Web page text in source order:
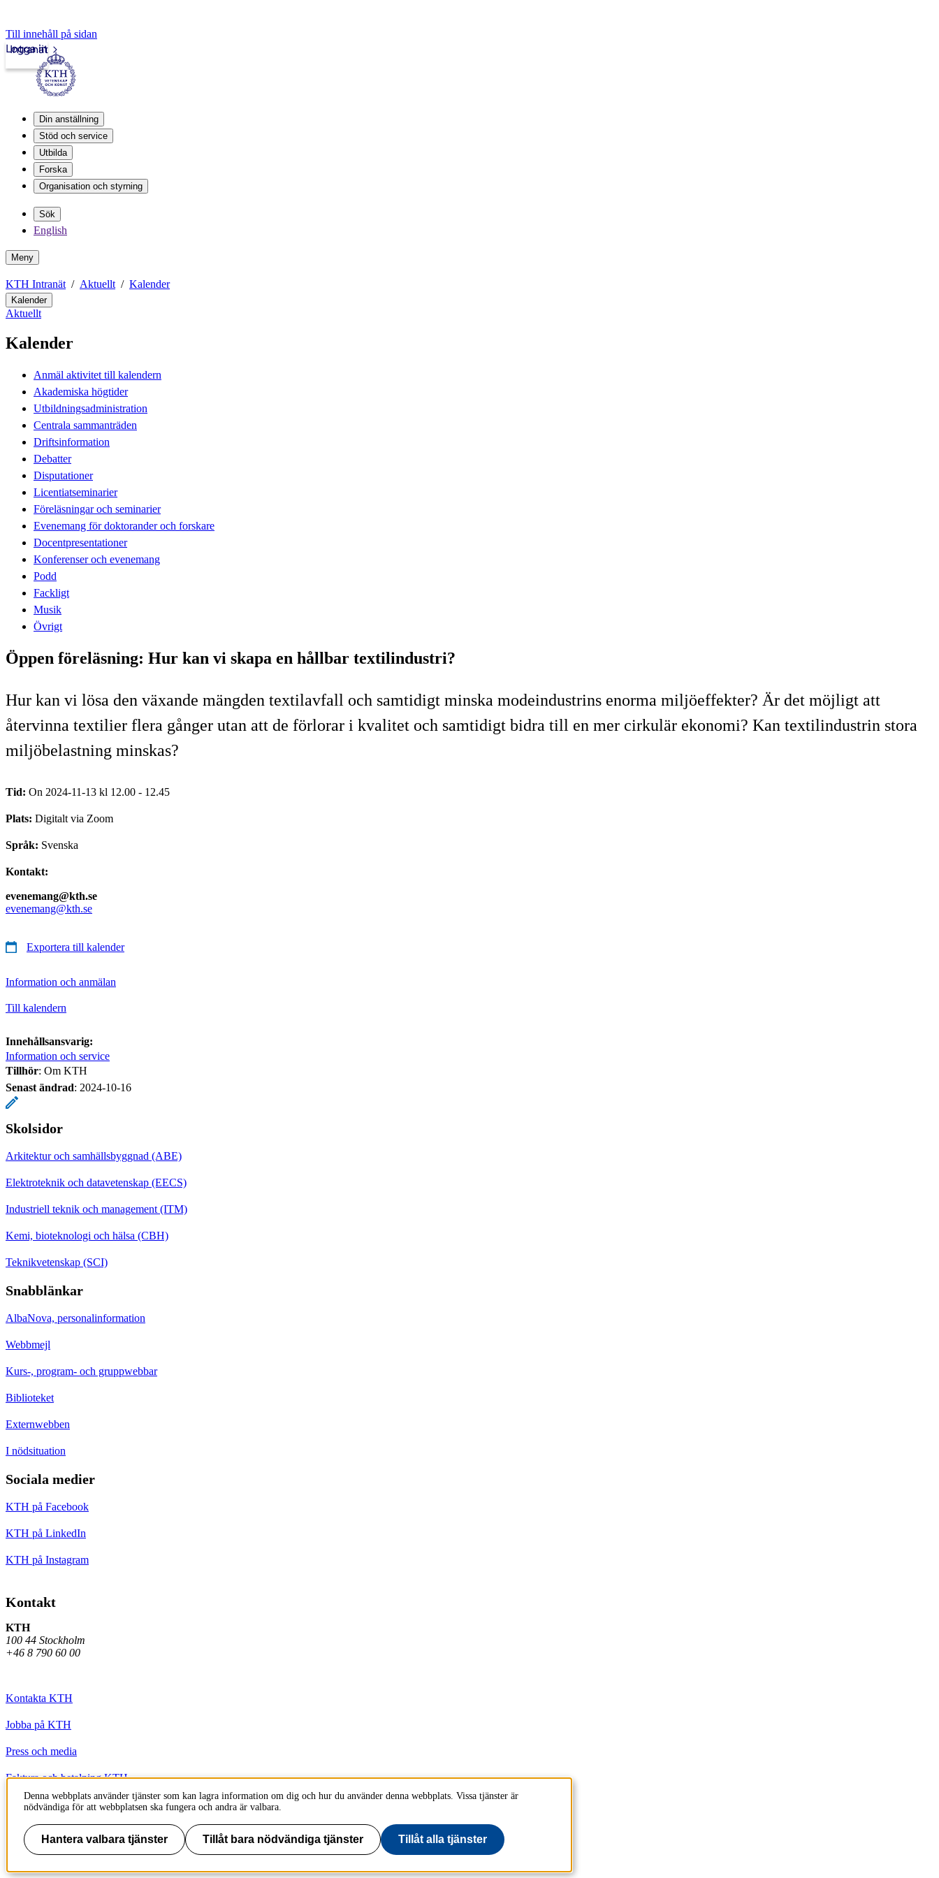
Till innehåll på sidan
Intranät
Logga in
Din anställning
Stöd och service
Utbilda
Forska
Organisation och styrning
Sök
English
Meny
KTH Intranät Aktuellt Kalender
Kalender
Aktuellt
Kalender
Anmäl aktivitet till kalendern
Akademiska högtider
Utbildningsadministration
Centrala sammanträden
Driftsinformation
Debatter
Disputationer
Licentiatseminarier
Föreläsningar och seminarier
Evenemang för doktorander och forskare
Docentpresentationer
Konferenser och evenemang
Podd
Fackligt
Musik
Övrigt
Öppen föreläsning: Hur kan vi skapa en hållbar textilindustri?
Hur kan vi lösa den växande mängden textilavfall och samtidigt minska modeindustrins enorma miljöeffekter? Är det möjligt att
återvinna textilier flera gånger utan att de förlorar i kvalitet och samtidigt bidra till en mer cirkulär ekonomi? Kan textilindustrin stora
miljöbelastning minskas?
Tid: On 2024-11-13 kl 12.00 - 12.45
Plats: Digitalt via Zoom
Språk: Svenska
Kontakt:
evenemang@kth.se
evenemang@kth.se
Exportera till kalender
Information och anmälan
Till kalendern
Innehållsansvarig:
Information och service
Tillhör: Om KTH
Senast ändrad: 2024-10-16
Skolsidor
Arkitektur och samhällsbyggnad (ABE)
Elektroteknik och datavetenskap (EECS)
Industriell teknik och management (ITM)
Kemi, bioteknologi och hälsa (CBH)
Teknikvetenskap (SCI)
Snabblänkar
AlbaNova, personalinformation
Webbmejl
Kurs-, program- och gruppwebbar
Biblioteket
Externwebben
I nödsituation
Sociala medier
KTH på Facebook
KTH på LinkedIn
KTH på Instagram
Kontakt
KTH
100 44 Stockholm
+46 8 790 60 00
Kontakta KTH
Jobba på KTH
Press och media
Faktura och betalning KTH
Om KTH:s webbplatser
Tillgänglighetsredogörelse
Denna webbplats använder tjänster som kan lagra information om dig och hur du använder denna webbplats. Vissa tjänster är
nödvändiga för att webbplatsen ska fungera och andra är valbara.
Hantera valbara tjänster Tillåt bara nödvändiga tjänster Tillåt alla tjänster